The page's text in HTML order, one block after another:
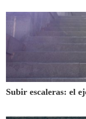
Subir escaleras: el